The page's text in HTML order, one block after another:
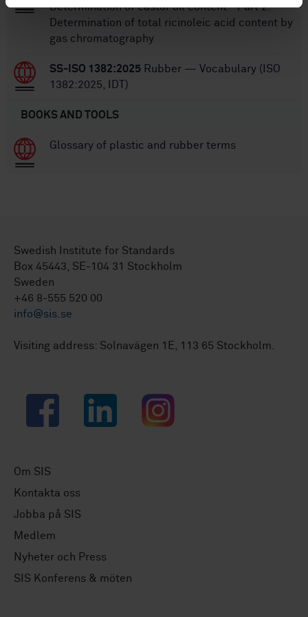
Determination of castor oil content - Part 2:
Determination of total ricinoleic acid content by
gas chromatography
SS-ISO 1382:2025 Rubber — Vocabulary (ISO
1382:2025, IDT)
BOOKS AND TOOLS
Glossary of plastic and rubber terms
Swedish Institute for Standards
Box 45443, SE-104 31 Stockholm
Sweden
+46 8-555 520 00
info@sis.se
Visiting address: Solnavägen 1E, 113 65 Stockholm.
Facebook LinkedIn Instagram
Om SIS
Kontakta oss
Jobba på SIS
Medlem
Nyheter och Press
SIS Konferens & möten